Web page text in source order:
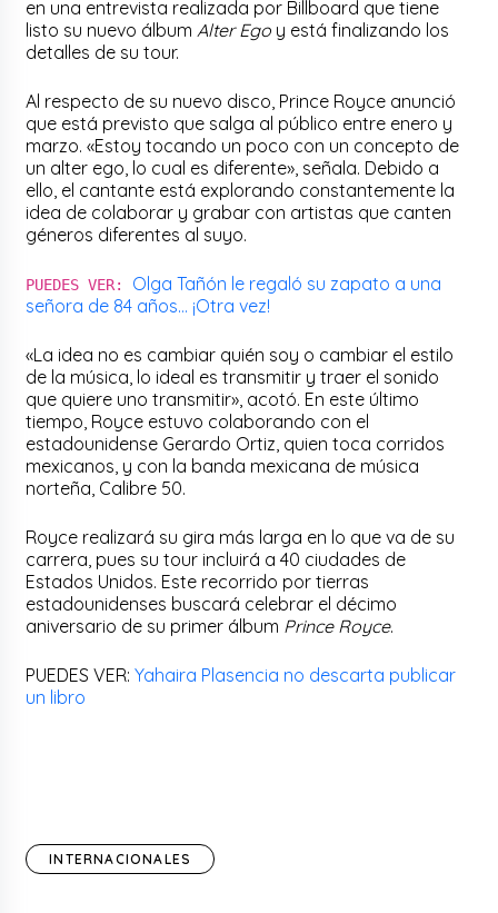
en una entrevista realizada por Billboard que tiene
listo su nuevo álbum Alter Ego y está finalizando los
detalles de su tour.
Al respecto de su nuevo disco, Prince Royce anunció
que está previsto que salga al público entre enero y
marzo. «Estoy tocando un poco con un concepto de
un alter ego, lo cual es diferente», señala. Debido a
ello, el cantante está explorando constantemente la
idea de colaborar y grabar con artistas que canten
géneros diferentes al suyo.
PUEDES VER: Olga Tañón le regaló su zapato a una
señora de 84 años… ¡Otra vez!
«La idea no es cambiar quién soy o cambiar el estilo
de la música, lo ideal es transmitir y traer el sonido
que quiere uno transmitir», acotó. En este último
tiempo, Royce estuvo colaborando con el
estadounidense Gerardo Ortiz, quien toca corridos
mexicanos, y con la banda mexicana de música
norteña, Calibre 50.
Royce realizará su gira más larga en lo que va de su
carrera, pues su tour incluirá a 40 ciudades de
Estados Unidos. Este recorrido por tierras
estadounidenses buscará celebrar el décimo
aniversario de su primer álbum Prince Royce.
PUEDES VER:Yahaira Plasencia no descarta publicar
un libro
INTERNACIONALES